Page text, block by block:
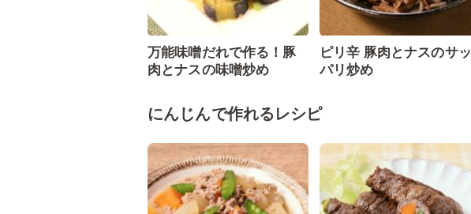
万能味噌だれで作る！豚
肉とナスの味噌炒め
ピリ辛 豚肉とナスのサッ
パリ炒め
にんじんで作れるレシピ